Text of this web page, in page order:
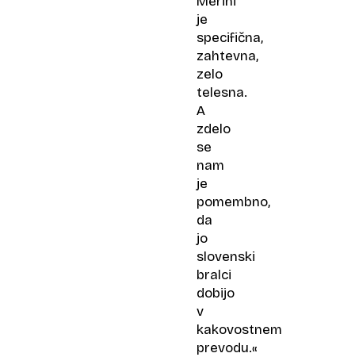
je
specifična,
zahtevna,
zelo
telesna.
A
zdelo
se
nam
je
pomembno,
da
jo
slovenski
bralci
dobijo
v
kakovostnem
prevodu.«